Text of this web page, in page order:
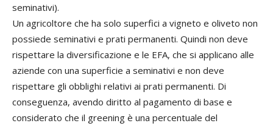
seminativi).
Un agricoltore che ha solo superfici a vigneto e oliveto non
possiede seminativi e prati permanenti. Quindi non deve
rispettare la diversificazione e le EFA, che si applicano alle
aziende con una superficie a seminativi e non deve
rispettare gli obblighi relativi ai prati permanenti. Di
conseguenza, avendo diritto al pagamento di base e
considerato che il greening è una percentuale del